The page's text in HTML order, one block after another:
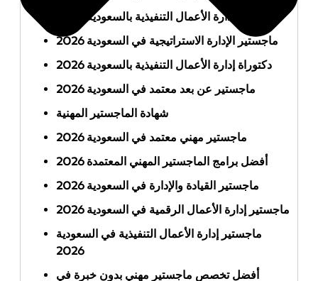
ماجستير إدارة الأعمال التنفيذية بالسعودية 2026
ماجستير الإدارة الاستراتيجية في السعودية 2026
دكتوراة إدارة الأعمال التنفيذية بالسعودية 2026
ماجستير عن بعد معتمد في السعودية 2026
شهادة الماجستير المهنية
ماجستير مهني معتمد في السعودية 2026
أفضل برامج الماجستير المهني المعتمدة 2026
ماجستير القيادة والإدارة في السعودية 2026
ماجستير إدارة الأعمال الرقمية في السعودية 2026
ماجستير إدارة الأعمال التنفيذية في السعودية
2026
أفضل تخصص ماجستير مهني بدون خبرة في